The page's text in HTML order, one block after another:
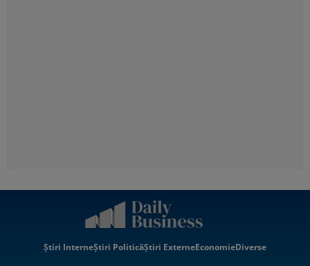
Știri InterneȘtiri PoliticăȘtiri ExterneEconomieDiverse